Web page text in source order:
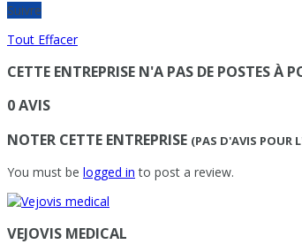
Suivre
Tout Effacer
CETTE ENTREPRISE N'A PAS DE POSTES À
0 AVIS
NOTER CETTE ENTREPRISE (PAS D'AVIS POUR
You must be logged in to post a review.
VEJOVIS MEDICAL